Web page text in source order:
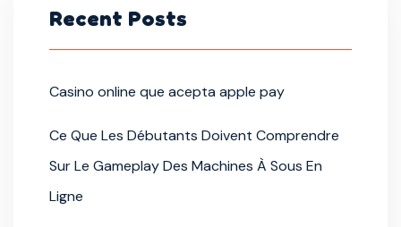
Recent Posts
Casino online que acepta apple pay
Ce Que Les Débutants Doivent Comprendre
Sur Le Gameplay Des Machines À Sous En
Ligne